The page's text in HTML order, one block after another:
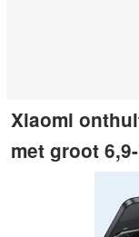
Xiaomi
met groot